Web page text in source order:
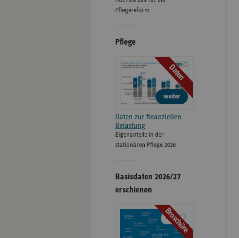
Pflegereform
Pflege
Daten
weiter
Daten zur finanziellen
Belastung
Eigenanteile in der
stationären Pflege 2026
Basisdaten 2026/27
erschienen
Broschüre